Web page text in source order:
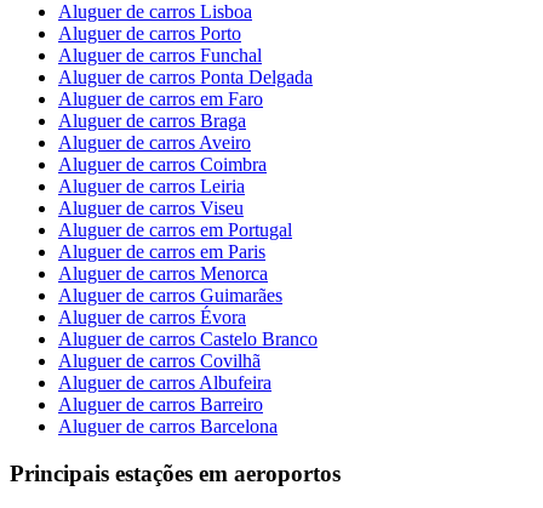
Aluguer de carros Lisboa
Aluguer de carros Porto
Aluguer de carros Funchal
Aluguer de carros Ponta Delgada
Aluguer de carros em Faro
Aluguer de carros Braga
Aluguer de carros Aveiro
Aluguer de carros Coimbra
Aluguer de carros Leiria
Aluguer de carros Viseu
Aluguer de carros em Portugal
Aluguer de carros em Paris
Aluguer de carros Menorca
Aluguer de carros Guimarães
Aluguer de carros Évora
Aluguer de carros Castelo Branco
Aluguer de carros Covilhã
Aluguer de carros Albufeira
Aluguer de carros Barreiro
Aluguer de carros Barcelona
Principais estações em aeroportos